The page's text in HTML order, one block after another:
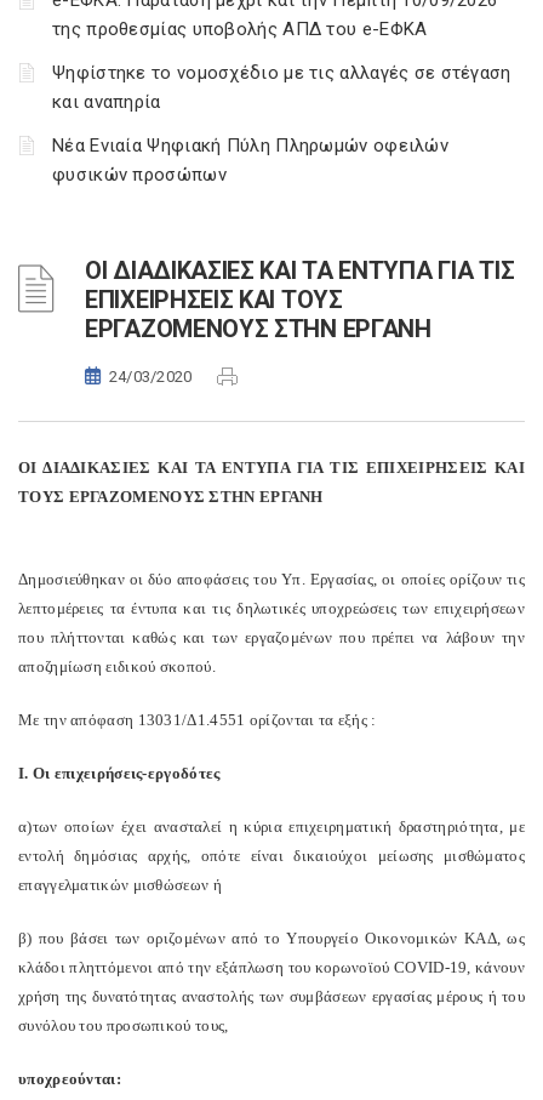
της προθεσμίας υποβολής ΑΠΔ του e-ΕΦΚΑ
Ψηφίστηκε το νομοσχέδιο με τις αλλαγές σε στέγαση
και αναπηρία
Νέα Ενιαία Ψηφιακή Πύλη Πληρωμών οφειλών
φυσικών προσώπων
ΟΙ ΔΙΑΔΙΚΑΣΙΕΣ ΚΑΙ ΤΑ ΕΝΤΥΠΑ ΓΙΑ ΤΙΣ
ΕΠΙΧΕΙΡΗΣΕΙΣ ΚΑΙ ΤΟΥΣ
ΕΡΓΑΖΟΜΕΝΟΥΣ ΣΤΗΝ ΕΡΓΑΝΗ
24/03/2020
ΟΙ ΔΙΑΔΙΚΑΣΙΕΣ ΚΑΙ ΤΑ ΕΝΤΥΠΑ ΓΙΑ ΤΙΣ ΕΠΙΧΕΙΡΗΣΕΙΣ ΚΑΙ
ΤΟΥΣ ΕΡΓΑΖΟΜΕΝΟΥΣ ΣΤΗΝ ΕΡΓΑΝΗ
Δημοσιεύθηκαν οι δύο αποφάσεις του Υπ. Eργασίας, οι οποίες ορίζουν τις
λεπτομέρειες τα έντυπα και τις δηλωτικές υποχρεώσεις των επιχειρήσεων
που πλήττονται καθώς και των εργαζομένων που πρέπει να λάβουν την
αποζημίωση ειδικού σκοπού.
Με την απόφαση 13031/Δ1.4551 ορίζονται τα εξής :
I. Οι επιχειρήσεις-εργοδότες
α)των οποίων έχει ανασταλεί η κύρια επιχειρηματική δραστηριότητα, με
εντολή δημόσιας αρχής, οπότε είναι δικαιούχοι μείωσης μισθώματος
επαγγελματικών μισθώσεων ή
β) που βάσει των οριζομένων από το Υπουργείο Οικονομικών ΚΑΔ, ως
κλάδοι πληττόμενοι από την εξάπλωση του κορωνοϊού COVID-19, κάνουν
χρήση της δυνατότητας αναστολής των συμβάσεων εργασίας μέρους ή του
συνόλου του προσωπικού τους,
υποχρεούνται: